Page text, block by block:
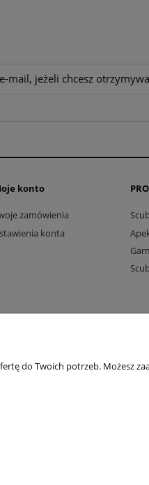
mail, jeżeli chcesz
konto
zamówienia
konta
9452184931
do Twoich potrzeb. Możesz